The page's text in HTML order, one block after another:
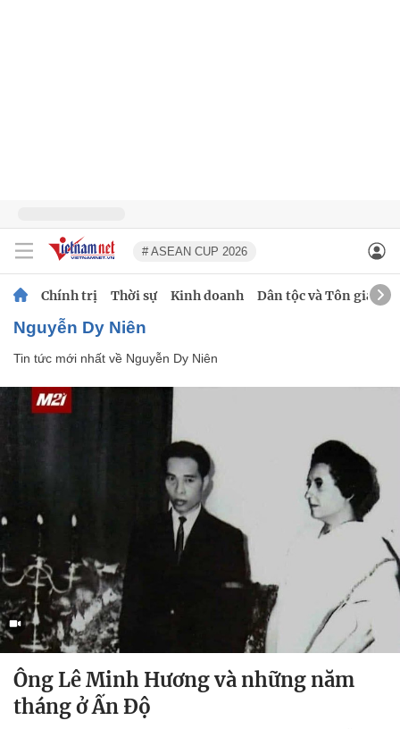
# ASEAN CUP 2026
Chính trị Thời sự Kinh doanh Dân tộc và Tôn giáo
Nguyễn Dy Niên
Tin tức mới nhất về Nguyễn Dy Niên
Ông Lê Minh Hương và những năm
tháng ở Ấn Độ